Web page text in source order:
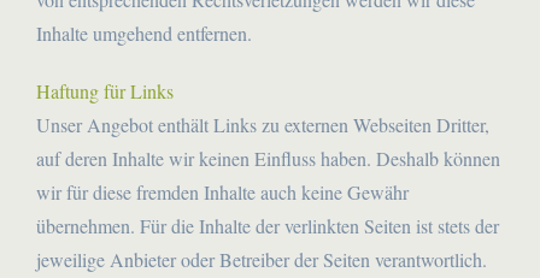
Inhalte umgehend entfernen.
Haftung für Links
Unser Angebot enthält Links zu externen Webseiten Dritter,
auf deren Inhalte wir keinen Einfluss haben. Deshalb können
wir für diese fremden Inhalte auch keine Gewähr
übernehmen. Für die Inhalte der verlinkten Seiten ist stets der
jeweilige Anbieter oder Betreiber der Seiten verantwortlich.